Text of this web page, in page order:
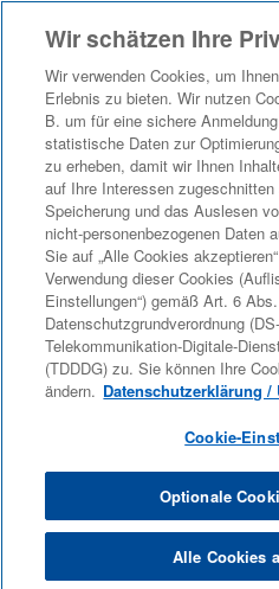
Wir schätzen Ihre
Wir verwenden Cookies, um
Erlebnis zu bieten. Wir nutzen
B. um für eine sichere
statistische Daten zur
zu erheben, damit wir Ihnen
auf Ihre Interessen
Speicherung und das Auslesen
nicht-personenbezogenen Daten
Sie auf „Alle Cookies
Verwendung dieser Cookies
Einstellungen“) gemäß Art. 6
Datenschutzgrundverordnung
Telekommunikation-Digitale-
(TDDDG) zu. Sie können Ihre
ändern. Datenschutzerklärung /
Cookie-
Optionale
Alle Cookies